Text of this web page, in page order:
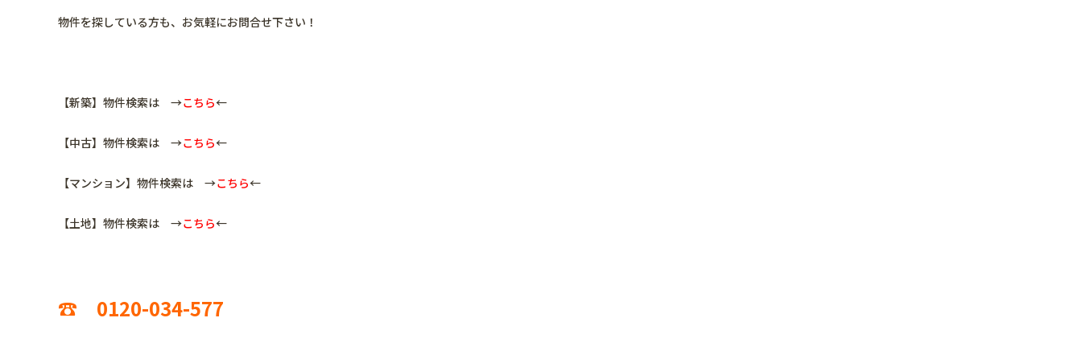
物件を探している方も、お気軽にお問合せ下さい！
【新築】物件検索は →こちら←
【中古】物件検索は →こちら←
【マンション】物件検索は →こちら←
【土地】物件検索は →こちら←
☎ 0120-034-577